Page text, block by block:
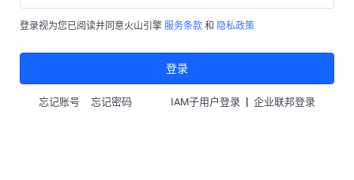
登录视为您已阅读并同意火山引擎 服务条款 和 隐私政策
登录
忘记账号 忘记密码 IAM子用户登录 | 企业联邦登录